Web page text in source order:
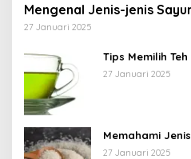
Mengenal Jenis-jenis
27 Januari 2025
Tips Memilih
27 Januari 2025
Memahami
27 Januari 2025